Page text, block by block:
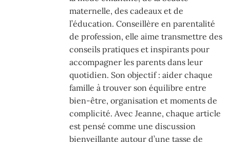
maternelle, des cadeaux et de
l’éducation. Conseillère en parentalité
de profession, elle aime transmettre des
conseils pratiques et inspirants pour
accompagner les parents dans leur
quotidien. Son objectif : aider chaque
famille à trouver son équilibre entre
bien-être, organisation et moments de
complicité. Avec Jeanne, chaque article
est pensé comme une discussion
bienveillante autour d’une tasse de